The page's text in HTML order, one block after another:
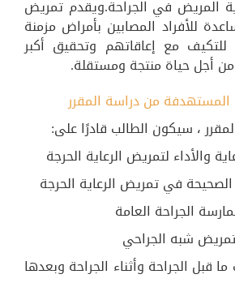
المريض في الجراحة.ويقدم تمريض
للأفراد المصابين بأمراض مزمنة
مع إعاقاتهم وتحقيق أكبر
أجل حياة منتجة ومستقلة.
المستهدفة من دراسة المقرر
، سيكون الطالب قادرًا على:
قبل الجراحة وأثناء الجراحة وبعدها